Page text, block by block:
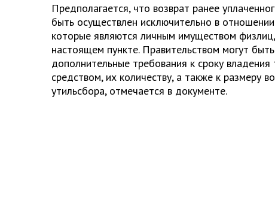
Предполагается, что возврат ранее
быть осуществлен исключительно в
которые являются личным имуществом
настоящем пункте. Правительством могут
дополнительные требования к сроку владения
средством, их количеству, а также к размеру
утильсбора, отмечается в документе.